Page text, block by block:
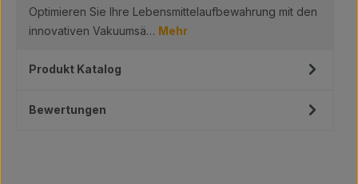
Optimieren Sie Ihre Lebensmittelaufbewahrung mit den
innovativen Vakuumsä… Mehr
Produkt Katalog
Bewertungen